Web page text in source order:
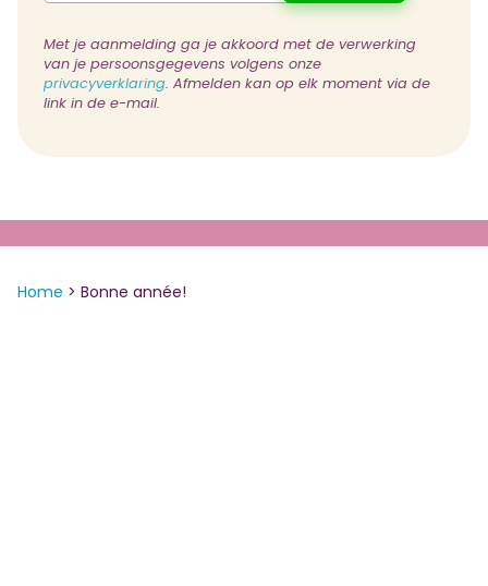
Met je aanmelding ga je akkoord met de verwerking
van je persoonsgegevens volgens onze
privacyverklaring. Afmelden kan op elk moment via de
link in de e-mail.
Home > Bonne année!